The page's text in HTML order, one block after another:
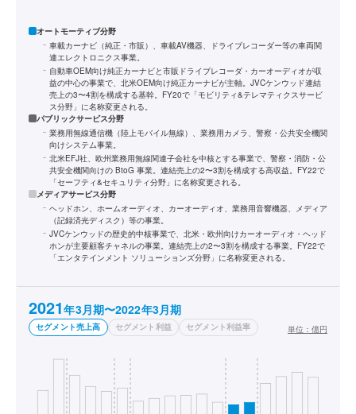
オートモーティブ分野
車載カーナビ（純正・市販）、車載AV機器、ドライブレコーダー等の車両関
連エレクトロニクス事業。
自動車OEM向け純正カーナビと市販ドライブレコーダ・カーオーディオが収
益の中心の事業で、北米OEM向け純正カーナビが主軸。JVCケンウッド連結
売上の3〜4割を構成する基幹。FY20で「モビリティ&テレマティクスサービ
ス分野」に名称変更される。
パブリックサービス分野
業務用無線通信機（陸上モバイル無線）、業務用カメラ、警察・公共安全機関
向けシステム事業。
北米EFJ社、欧州業務用無線関連子会社を中核とする事業で、警察・消防・公
共安全機関向けの BtoG 事業。連結売上の2〜3割を構成する高収益。FY22で
「セーフティ&セキュリティ分野」に名称変更される。
メディアサービス分野
ヘッドホン、ホームオーディオ、カーオーディオ、業務用音響機器、メディア
（記録済光ディスク）等の事業。
JVCケンウッドの歴史的中核事業で、北米・欧州向けカーオーディオ・ヘッド
ホンが主要顧客チャネルの事業。連結売上の2〜3割を構成する事業。FY22で
「エンタテインメント ソリューションズ分野」に名称変更される。
2021年3月期〜2022年3月期
セグメント売上高 セグメント利益 セグメント利益率 単位： 億円